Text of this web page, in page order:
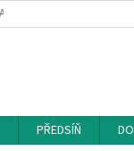
A ODSTOUPENÍ OD
PŘEDSÍŇ